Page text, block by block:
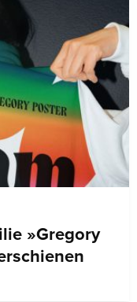
»Gregory